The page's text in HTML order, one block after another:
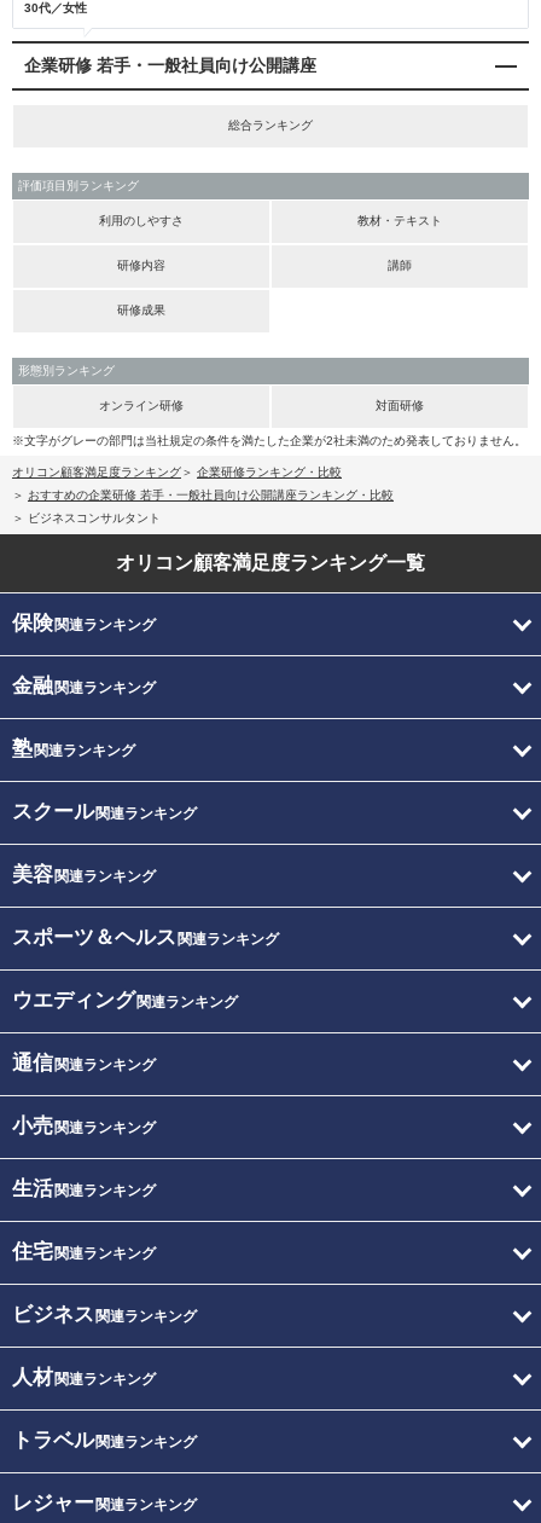
30代／女性
企業研修 若手・一般社員向け公開講座
総合ランキング
評価項目別ランキング
利用のしやすさ 教材・テキスト
研修内容 講師
研修成果
形態別ランキング
オンライン研修 対面研修
※文字がグレーの部門は当社規定の条件を満たした企業が2社未満のため発表しておりません。
オリコン顧客満足度ランキング
企業研修ランキング・比較
おすすめの企業研修 若手・一般社員向け公開講座ランキング・比較
ビジネスコンサルタント
オリコン顧客満足度ランキング一覧
保険関連ランキング
金融関連ランキング
塾関連ランキング
スクール関連ランキング
美容関連ランキング
スポーツ＆ヘルス 関連ランキング
ウエディング関連ランキング
通信関連ランキング
小売関連ランキング
生活関連ランキング
住宅関連ランキング
ビジネス 関連ランキング
人材関連ランキング
トラベル関連ランキング
レジャー関連ランキング